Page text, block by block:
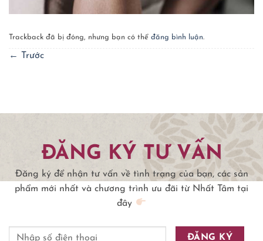
Trackback đã bị đóng, nhưng bạn có thể đăng bình luận.
← Trước
ĐĂNG KÝ TƯ VẤN
Đăng ký để nhận tư vấn về tình trạng của bạn, các sản
phẩm mới nhất và chương trình ưu đãi từ Nhất Tâm tại
đây